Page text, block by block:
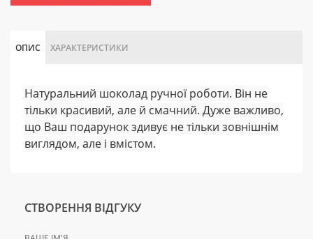
ОПИС ХАРАКТЕРИСТИКИ
Натуральний шоколад ручної роботи. Він не
тільки красивий, але й смачний. Дуже важливо,
що Ваш подарунок здивує не тільки зовнішнім
виглядом, але і вмістом.
СТВОРЕННЯ ВІДГУКУ